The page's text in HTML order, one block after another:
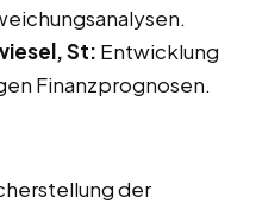
St: Entwicklung
Finanzprognosen.
der